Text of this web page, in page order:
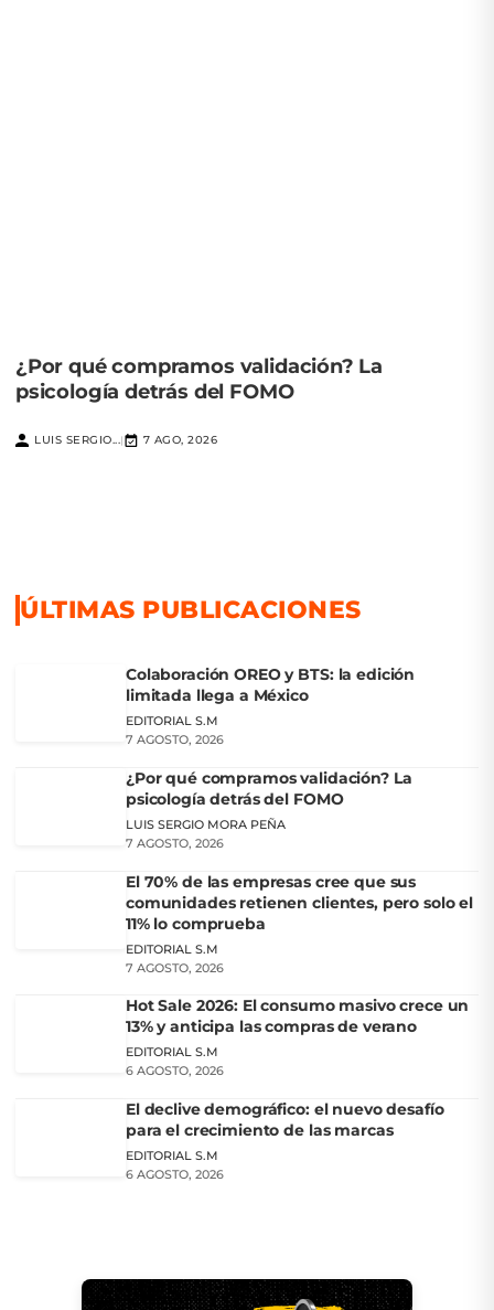
¿Por qué compramos validación? La
psicología detrás del FOMO
LUIS SERGIO...| 7 AGO, 2026
ÚLTIMAS PUBLICACIONES
Colaboración OREO y BTS: la edición
limitada llega a México
EDITORIAL S.M
7 AGOSTO, 2026
¿Por qué compramos validación? La
psicología detrás del FOMO
LUIS SERGIO MORA PEÑA
7 AGOSTO, 2026
El 70% de las empresas cree que sus
comunidades retienen clientes, pero solo el
11% lo comprueba
EDITORIAL S.M
7 AGOSTO, 2026
Hot Sale 2026: El consumo masivo crece un
13% y anticipa las compras de verano
EDITORIAL S.M
6 AGOSTO, 2026
El declive demográfico: el nuevo desafío
para el crecimiento de las marcas
EDITORIAL S.M
6 AGOSTO, 2026